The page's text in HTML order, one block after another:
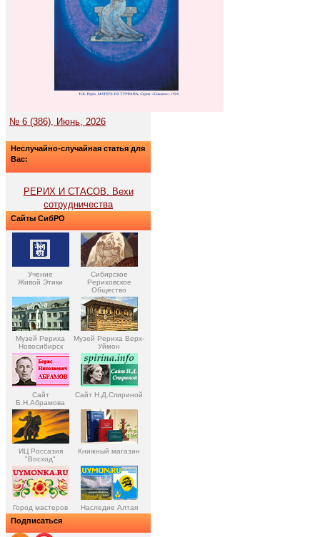
№ 6 (386), Июнь, 2026
Неслучайно-случайная статья для
Вас:
РЕРИХ И СТАСОВ. Вехи
сотрудничества
Сайты СибРО
Учение
Живой Этики
Сибирское
Рериховское
Общество
Музей Рериха
Новосибирск
Музей Рериха Верх-
Уймон
Сайт
Б.Н.Абрамова
Сайт Н.Д.Спириной
ИЦ Россазия
"Восход"
Книжный магазин
Город мастеров Наследие Алтая
Подписаться